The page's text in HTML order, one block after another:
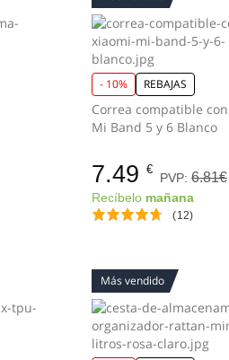
- 10% REBAJAS
Correa compatible
Mi Band 5 y 6 Blanco
7.49 €
PVP:6.81€
Recíbelo mañana
(12)
Más vendido